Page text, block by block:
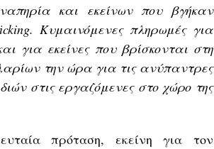
και εκείνων που βγήκαν
Κυμαινόμενες πληρωμές για
για εκείνες που βρίσκονται στη
την ώρα για τις ανύπαντρες
στις εργαζόμενες στο χώρο της
πρόταση, εκείνη για τον